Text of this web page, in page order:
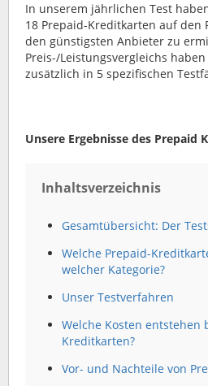
In unserem jährlichen Test
18 Prepaid-Kreditkarten auf den
den günstigsten Anbieter zu
Preis-/Leistungsvergleichs
zusätzlich in 5 spezifischen
Unsere Ergebnisse des Prepaid
Inhaltsverzeichnis
Gesamtübersicht: Der
Welche Prepaid-
welcher Kategorie?
Unser Testverfahren
Welche Kosten entstehen
Kreditkarten?
Vor- und Nachteile von